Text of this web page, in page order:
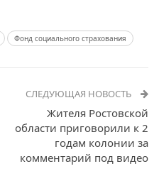
Фонд социального страхования
СЛЕДУЮЩАЯ НОВОСТЬ
Жителя Ростовской
области приговорили к 2
годам колонии за
комментарий под видео